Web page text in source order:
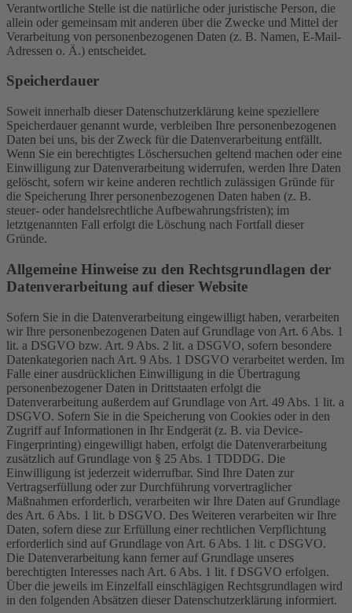
Verantwortliche Stelle ist die natürliche oder juristische Person, die
allein oder gemeinsam mit anderen über die Zwecke und Mittel der
Verarbeitung von personenbezogenen Daten (z. B. Namen, E-Mail-
Adressen o. Ä.) entscheidet.
Speicherdauer
Soweit innerhalb dieser Datenschutzerklärung keine speziellere
Speicherdauer genannt wurde, verbleiben Ihre personenbezogenen
Daten bei uns, bis der Zweck für die Datenverarbeitung entfällt.
Wenn Sie ein berechtigtes Löschersuchen geltend machen oder eine
Einwilligung zur Datenverarbeitung widerrufen, werden Ihre Daten
gelöscht, sofern wir keine anderen rechtlich zulässigen Gründe für
die Speicherung Ihrer personenbezogenen Daten haben (z. B.
steuer- oder handelsrechtliche Aufbewahrungsfristen); im
letztgenannten Fall erfolgt die Löschung nach Fortfall dieser
Gründe.
Allgemeine Hinweise zu den Rechtsgrundlagen der
Datenverarbeitung auf dieser Website
Sofern Sie in die Datenverarbeitung eingewilligt haben, verarbeiten
wir Ihre personenbezogenen Daten auf Grundlage von Art. 6 Abs. 1
lit. a DSGVO bzw. Art. 9 Abs. 2 lit. a DSGVO, sofern besondere
Datenkategorien nach Art. 9 Abs. 1 DSGVO verarbeitet werden. Im
Falle einer ausdrücklichen Einwilligung in die Übertragung
personenbezogener Daten in Drittstaaten erfolgt die
Datenverarbeitung außerdem auf Grundlage von Art. 49 Abs. 1 lit. a
DSGVO. Sofern Sie in die Speicherung von Cookies oder in den
Zugriff auf Informationen in Ihr Endgerät (z. B. via Device-
Fingerprinting) eingewilligt haben, erfolgt die Datenverarbeitung
zusätzlich auf Grundlage von § 25 Abs. 1 TDDDG. Die
Einwilligung ist jederzeit widerrufbar. Sind Ihre Daten zur
Vertragserfüllung oder zur Durchführung vorvertraglicher
Maßnahmen erforderlich, verarbeiten wir Ihre Daten auf Grundlage
des Art. 6 Abs. 1 lit. b DSGVO. Des Weiteren verarbeiten wir Ihre
Daten, sofern diese zur Erfüllung einer rechtlichen Verpflichtung
erforderlich sind auf Grundlage von Art. 6 Abs. 1 lit. c DSGVO.
Die Datenverarbeitung kann ferner auf Grundlage unseres
berechtigten Interesses nach Art. 6 Abs. 1 lit. f DSGVO erfolgen.
Über die jeweils im Einzelfall einschlägigen Rechtsgrundlagen wird
in den folgenden Absätzen dieser Datenschutzerklärung informiert.